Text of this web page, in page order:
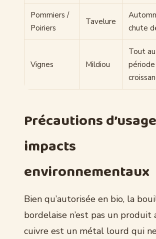
Pommiers /
Poiriers
Tavelure
chute
Vignes Mildiou
Tout
Précautions
impacts
environnementaux
Bien qu’autorisée en bio, la
bordelaise n’est pas un produit
cuivre est un métal lourd qui